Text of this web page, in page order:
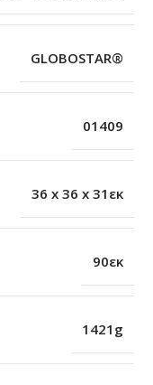
GLOBOSTAR®
01409
36 x 36 x 31εκ
90εκ
1421g